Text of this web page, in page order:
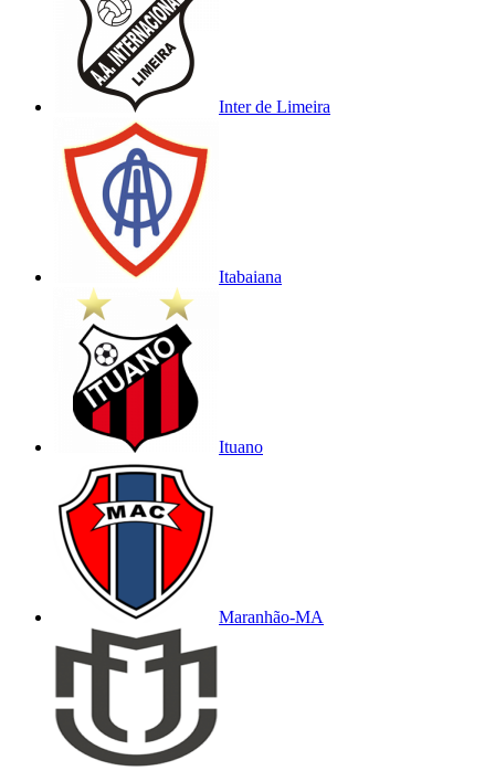
Inter de Limeira
Itabaiana
Ituano
Maranhão-MA